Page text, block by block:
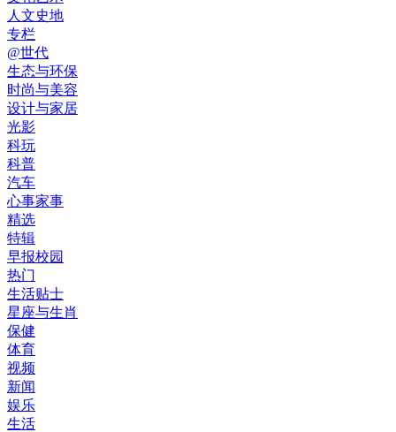
人文史地
专栏
@世代
生态与环保
时尚与美容
设计与家居
光影
科玩
科普
汽车
心事家事
精选
特辑
早报校园
热门
生活贴士
星座与生肖
保健
体育
视频
新闻
娱乐
生活